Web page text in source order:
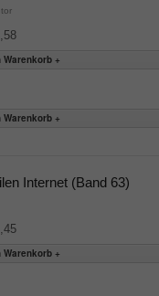
Internet (Band 63)